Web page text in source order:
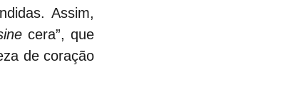
Assim,
cera”, que
de coração